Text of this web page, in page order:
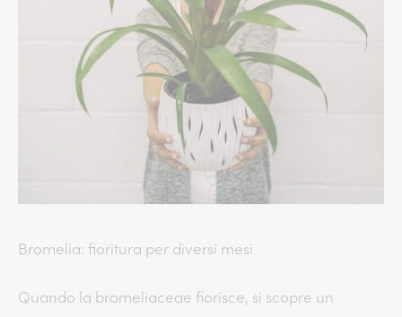
Bromelia: fioritura per diversi mesi
Quando la bromeliaceae fiorisce, si scopre un